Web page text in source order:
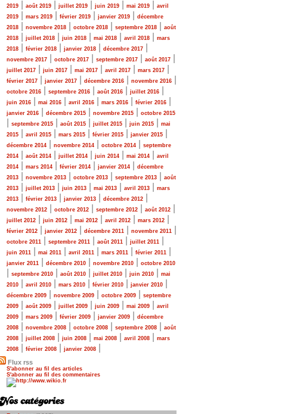
2019
août 2019 juillet 2019 juin 2019 mai 2019
avril
2019
mars 2019 février 2019 janvier 2019
décembre
2018
novembre 2018 octobre 2018 septembre 2018
août
2018
juillet 2018 juin 2018 mai 2018 avril 2018
mars
2018
février 2018 janvier 2018 décembre 2017
novembre 2017 octobre 2017 septembre 2017 août 2017
juillet 2017 juin 2017 mai 2017 avril 2017 mars 2017
février 2017 janvier 2017 décembre 2016 novembre 2016
octobre 2016 septembre 2016 août 2016 juillet 2016
juin 2016 mai 2016 avril 2016 mars 2016 février 2016
janvier 2016 décembre 2015 novembre 2015 octobre 2015
septembre 2015 août 2015 juillet 2015 juin 2015
mai
2015
avril 2015 mars 2015 février 2015 janvier 2015
décembre 2014 novembre 2014 octobre 2014
septembre
2014
août 2014 juillet 2014 juin 2014 mai 2014
avril
2014
mars 2014 février 2014 janvier 2014
décembre
2013
novembre 2013 octobre 2013 septembre 2013
août
2013
juillet 2013 juin 2013 mai 2013 avril 2013
mars
2013
février 2013 janvier 2013 décembre 2012
novembre 2012 octobre 2012 septembre 2012 août 2012
juillet 2012 juin 2012 mai 2012 avril 2012 mars 2012
février 2012 janvier 2012 décembre 2011 novembre 2011
octobre 2011 septembre 2011 août 2011 juillet 2011
juin 2011 mai 2011 avril 2011 mars 2011 février 2011
janvier 2011 décembre 2010 novembre 2010 octobre 2010
septembre 2010 août 2010 juillet 2010 juin 2010
mai
2010
avril 2010 mars 2010 février 2010 janvier 2010
décembre 2009 novembre 2009 octobre 2009
septembre
2009
août 2009 juillet 2009 juin 2009 mai 2009
avril
2009
mars 2009 février 2009 janvier 2009
décembre
2008
novembre 2008 octobre 2008 septembre 2008
août
2008
juillet 2008 juin 2008 mai 2008 avril 2008
mars
2008
février 2008 janvier 2008
Flux rss
S'abonner au fil des articles
S'abonner au fil des commentaires